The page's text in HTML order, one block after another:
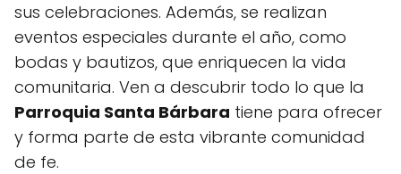
sus celebraciones. Además, se realizan
eventos especiales durante el año, como
bodas y bautizos, que enriquecen la vida
comunitaria. Ven a descubrir todo lo que la
Parroquia Santa Bárbara tiene para ofrecer
y forma parte de esta vibrante comunidad
de fe.